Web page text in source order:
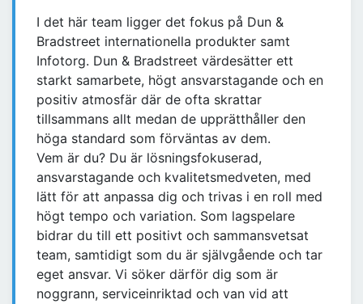
I det här team ligger det fokus på Dun &
Bradstreet internationella produkter samt
Infotorg. Dun & Bradstreet värdesätter ett
starkt samarbete, högt ansvarstagande och en
positiv atmosfär där de ofta skrattar
tillsammans allt medan de upprätthåller den
höga standard som förväntas av dem.
Vem är du? Du är lösningsfokuserad,
ansvarstagande och kvalitetsmedveten, med
lätt för att anpassa dig och trivas i en roll med
högt tempo och variation. Som lagspelare
bidrar du till ett positivt och sammansvetsat
team, samtidigt som du är självgående och tar
eget ansvar. Vi söker därför dig som är
noggrann, serviceinriktad och van vid att